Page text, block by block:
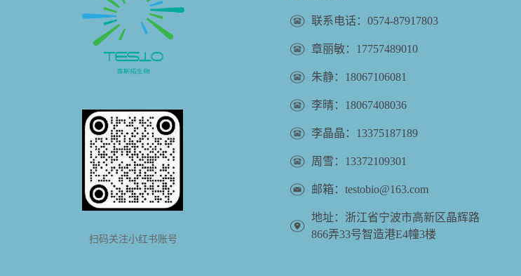
扫码关注小红书账号
联系电话：0574-87917803
章丽敏：17757489010
朱静：18067106081
李晴：18067408036
李晶晶：13375187189
周雪：13372109301
邮箱：testobio@163.com
地址：浙江省宁波市高新区晶辉路
866弄33号智造港E4幢3楼